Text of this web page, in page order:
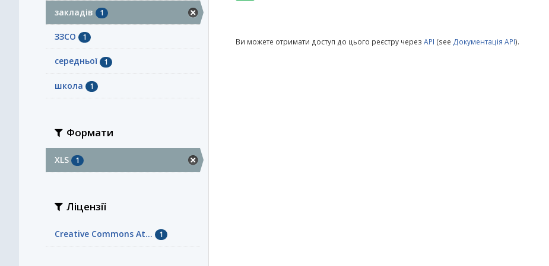
закладів 1
ЗЗСО 1
середньої 1
школа 1
Формати
XLS 1
Ліцензії
Creative Commons At... 1
Ви можете отримати доступ до цього реєстру через API (see Документація API).